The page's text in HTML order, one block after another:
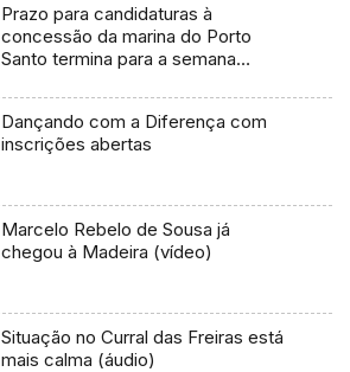
Prazo para candidaturas à
concessão da marina do Porto
Santo termina para a semana
Dançando com a Diferença com
inscrições abertas
Marcelo Rebelo de Sousa já
chegou à Madeira (vídeo)
Situação no Curral das Freiras está
mais calma (áudio)